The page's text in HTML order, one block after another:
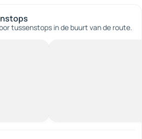
tussenstops in de buurt van de route.